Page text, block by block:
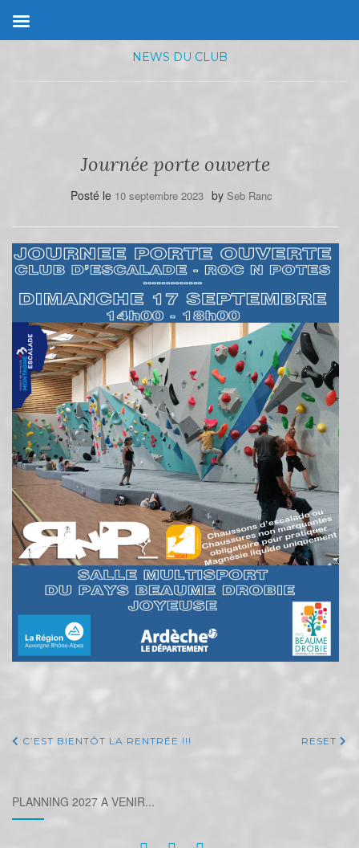
NEWS DU CLUB
Journée porte ouverte
Posté le 10 septembre 2023 by Seb Ranc
C’EST BIENTÔT LA RENTRÉE !!! RESET
PLANNING 2027 A VENIR...